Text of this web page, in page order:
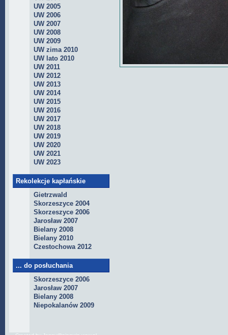
UW 2005
UW 2006
UW 2007
UW 2008
UW 2009
UW zima 2010
UW lato 2010
UW 2011
UW 2012
UW 2013
UW 2014
UW 2015
UW 2016
UW 2017
UW 2018
UW 2019
UW 2020
UW 2021
UW 2023
Rekolekcje kapłańskie
Gietrzwald
Skorzeszyce 2004
Skorzeszyce 2006
Jarosław 2007
Bielany 2008
Bielany 2010
Czestochowa 2012
... do posłuchania
Skorzeszyce 2006
Jarosław 2007
Bielany 2008
Niepokalanów 2009